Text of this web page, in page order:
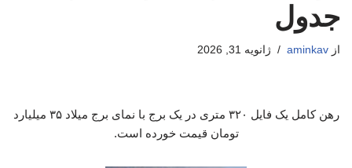
جدول
از aminkav ژانویه 31, 2026
رهن کامل یک فایل ۳۲۰ متری در یک برج با نمای برج میلاد ۳۵ میلیارد
تومان قیمت خورده است.